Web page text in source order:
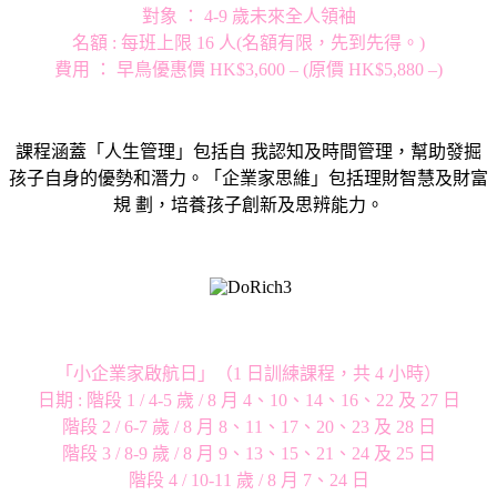
對象 ： 4-9 歲未來全人領袖
名額 : 每班上限 16 人(名額有限，先到先得。)
費用 ： 早鳥優惠價 HK$3,600 – (原價 HK$5,880 –)
課程涵蓋「人生管理」包括自 我認知及時間管理，幫助發掘
孩子自身的優勢和潛力。「企業家思維」包括理財智慧及財富
規 劃，培養孩子創新及思辨能力。
「小企業家啟航日」（1 日訓練課程，共 4 小時）
日期 : 階段 1 / 4-5 歲 / 8 月 4、10、14、16、22 及 27 日
階段 2 / 6-7 歲 / 8 月 8、11、17、20、23 及 28 日
階段 3 / 8-9 歲 / 8 月 9、13、15、21、24 及 25 日
階段 4 / 10-11 歲 / 8 月 7、24 日